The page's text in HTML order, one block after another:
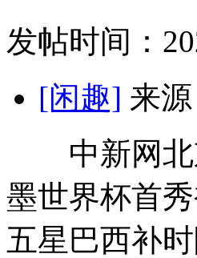
发帖时间：
[闲趣] 来源
中新网北
墨世界杯首
五星巴西补